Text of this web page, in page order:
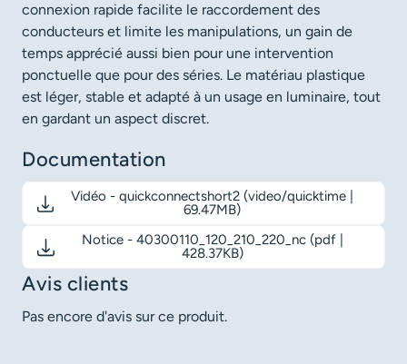
connexion rapide facilite le raccordement des
conducteurs et limite les manipulations, un gain de
temps apprécié aussi bien pour une intervention
ponctuelle que pour des séries. Le matériau plastique
est léger, stable et adapté à un usage en luminaire, tout
en gardant un aspect discret.
Documentation
Vidéo - quickconnectshort2 (video/quicktime |
69.47MB)
Télécharger le document: Vidéo - quickconnectshort2
Notice - 40300110_120_210_220_nc (pdf |
428.37KB)
Télécharger le document: Notice -
Avis clients
Pas encore d'avis sur ce produit.